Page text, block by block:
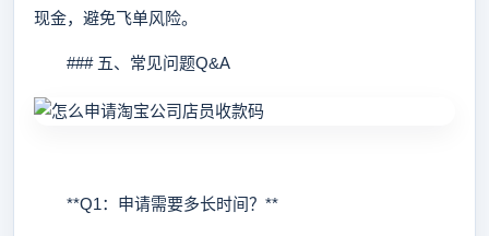
现金，避免飞单风险。
### 五、常见问题Q&A
**Q1：申请需要多长时间？**